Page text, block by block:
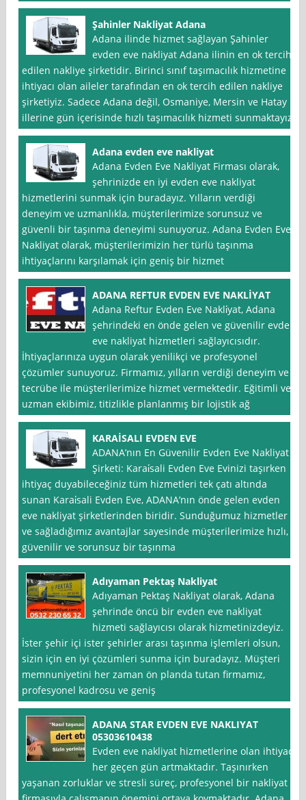
Şahinler Nakliyat Adana
Adana ilinde hizmet sağlayan Şahinler
evden eve nakliyat Adana ilinin en ok tercih
edilen nakliye şirketidir. Birinci sınıf taşımacılık hizmetine
ihtiyacı olan aileler tarafından en ok tercih edilen nakliye
şirketiyiz. Sadece Adana değil, Osmaniye, Mersin ve Hatay
illerine gün içerisinde hızlı taşımacılık hizmeti sunmaktayız.
Adana evden eve nakliyat
Adana Evden Eve Nakliyat Firması olarak,
şehrinizde en iyi evden eve nakliyat
hizmetlerini sunmak için buradayız. Yılların verdiği
deneyim ve uzmanlıkla, müşterilerimize sorunsuz ve
güvenli bir taşınma deneyimi sunuyoruz. Adana Evden Eve
Nakliyat olarak, müşterilerimizin her türlü taşınma
ihtiyaçlarını karşılamak için geniş bir hizmet
ADANA REFTUR EVDEN EVE NAKLİYAT
Adana Reftur Evden Eve Nakli̇yat, Adana
şehrindeki en önde gelen ve güvenilir evden
eve nakliyat hizmetleri sağlayıcısıdır.
İhtiyaçlarınıza uygun olarak yenilikçi ve profesyonel
çözümler sunuyoruz. Firmamız, yılların verdiği deneyim ve
tecrübe ile müşterilerimize hizmet vermektedir. Eğitimli ve
uzman ekibimiz, titizlikle planlanmış bir lojistik ağ
KARAİSALI EVDEN EVE
ADANA’nın En Güvenilir Evden Eve Nakliyat
Şirketi: Karai̇sali Evden Eve Evinizi taşırken
ihtiyaç duyabileceğiniz tüm hizmetleri tek çatı altında
sunan Karai̇sali Evden Eve, ADANA’nın önde gelen evden
eve nakliyat şirketlerinden biridir. Sunduğumuz hizmetler
ve sağladığımız avantajlar sayesinde müşterilerimize hızlı,
güvenilir ve sorunsuz bir taşınma
Adıyaman Pektaş Nakliyat
Adıyaman Pektaş Nakliyat olarak, Adana
şehrinde öncü bir evden eve nakliyat
hizmeti sağlayıcısı olarak hizmetinizdeyiz.
İster şehir içi ister şehirler arası taşınma işlemleri olsun,
sizin için en iyi çözümleri sunma için buradayız. Müşteri
memnuniyetini her zaman ön planda tutan firmamız,
profesyonel kadrosu ve geniş
ADANA STAR EVDEN EVE NAKLIYAT
05303610438
Evden eve nakliyat hizmetlerine olan ihtiyaç
her geçen gün artmaktadır. Taşınırken
yaşanan zorluklar ve stresli süreç, profesyonel bir nakliyat